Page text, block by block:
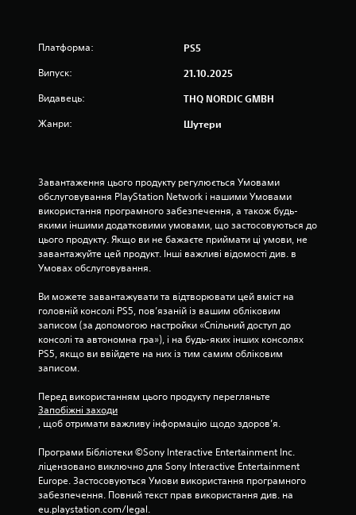
Платформа: PS5
Випуск: 21.10.2025
Видавець: THQ NORDIC GMBH
Жанри: Шутери
Завантаження цього продукту регулюється Умовами
обслуговування PlayStation Network і нашими Умовами
використання програмного забезпечення, а також будь-
якими іншими додатковими умовами, що застосовуються до
цього продукту. Якщо ви не бажаєте приймати ці умови, не
завантажуйте цей продукт. Інші важливі відомості див. в
Умовах обслуговування.
Ви можете завантажувати та відтворювати цей вміст на
головній консолі PS5, пов’язаній із вашим обліковим
записом (за допомогою настройки «Спільний доступ до
консолі та автономна гра»), і на будь-яких інших консолях
PS5, якщо ви ввійдете на них із тим самим обліковим
записом.
Перед використанням цього продукту перегляньте
Запобіжні заходи
, щоб отримати важливу інформацію щодо здоров’я.
Програми Бібліотеки ©Sony Interactive Entertainment Inc.
ліцензовано виключно для Sony Interactive Entertainment
Europe. Застосовуються Умови використання програмного
забезпечення. Повний текст прав використання див. на
eu.playstation.com/legal.